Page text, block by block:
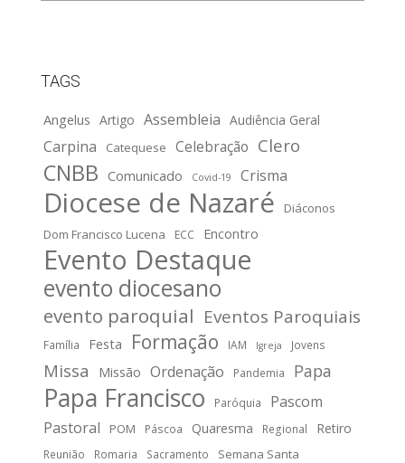
TAGS
Angelus Artigo Assembleia Audiência Geral
Carpina Catequese Celebração Clero
CNBB Comunicado Covid-19 Crisma
Diocese de Nazaré
Diáconos
Dom Francisco Lucena
ECC Encontro
Evento Destaque
evento diocesano
evento paroquial Eventos Paroquiais
Família Festa Formação IAM Igreja Jovens
Missa Missão Ordenação Pandemia Papa
Papa Francisco Paróquia
Pascom
Pastoral
POM Páscoa Quaresma Regional Retiro
Reunião Romaria Sacramento Semana Santa